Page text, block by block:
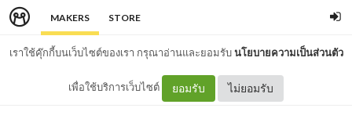
MAKERS STORE
เราใช้คุ๊กกี้บนเว็บไซต์ของเรา กรุณาอ่านและยอมรับนโยบายความเป็นส่วนตัว
เพื่อใช้บริการเว็บไซต์ ยอมรับ ไม่ยอมรับ